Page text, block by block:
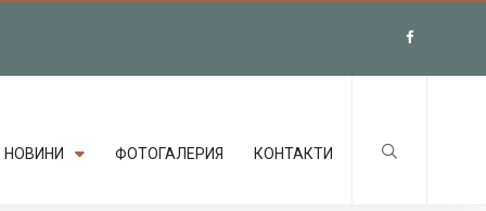
НОВИНИ ФОТОГАЛЕРИЯ КОНТАКТИ